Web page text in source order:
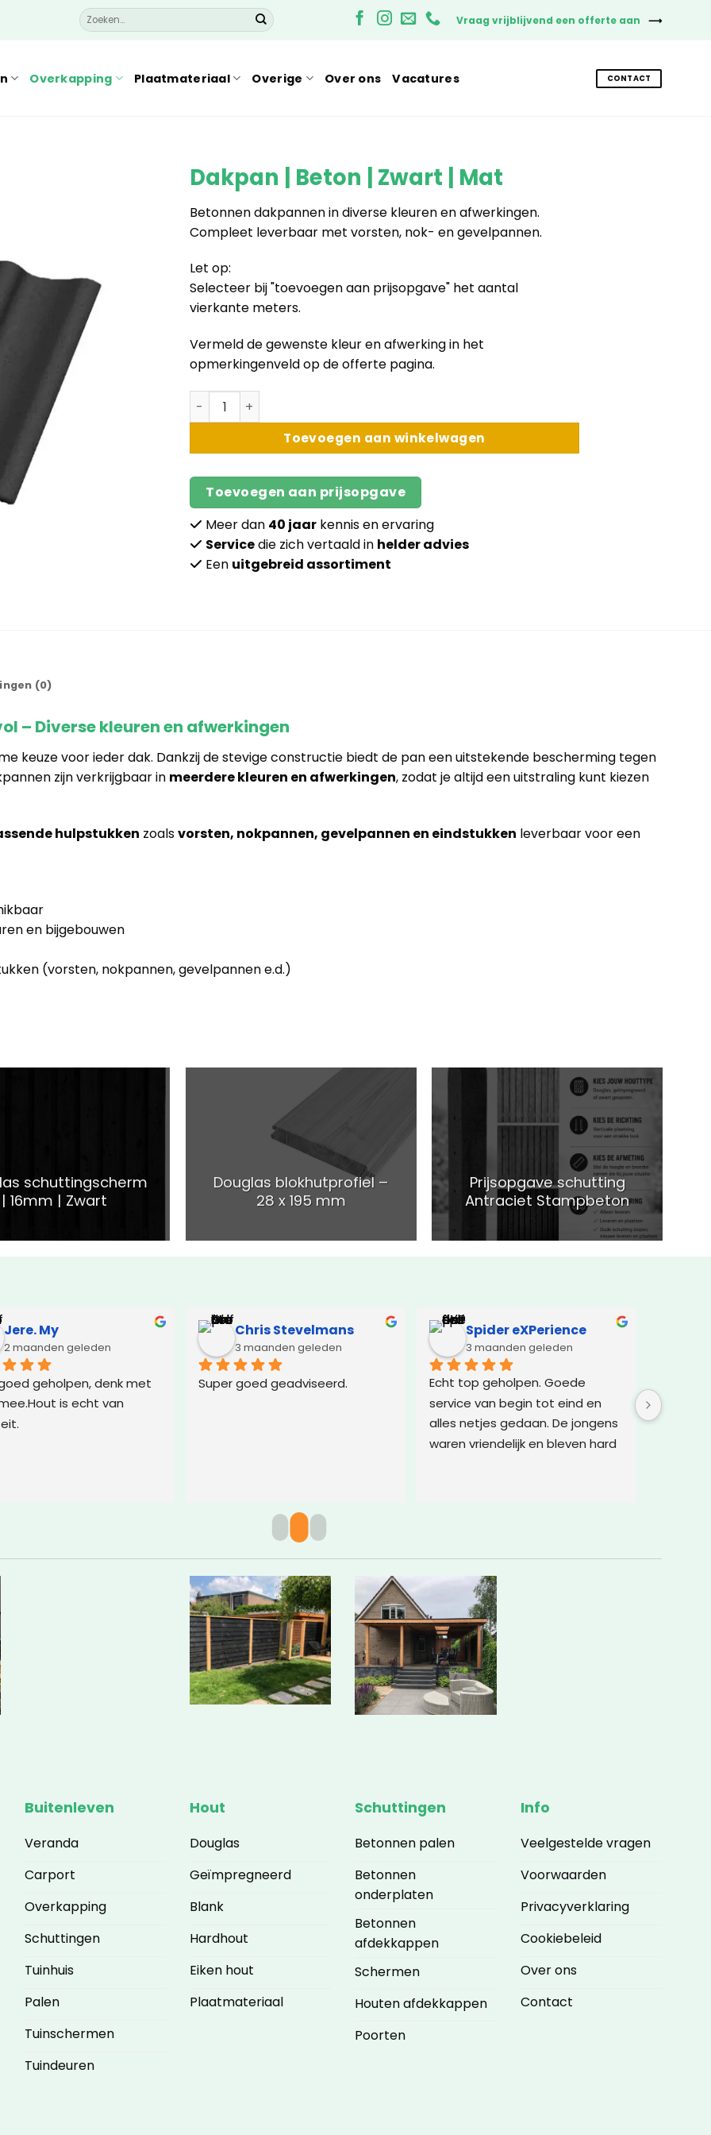
Zoeken
naar:
Vraag vrijblijvend een offerte aan
Overkapping Plaatmateriaal Overige Over ons Vacatures CONTACT
Dakpan | Beton | Zwart | Mat
Betonnen dakpannen in diverse kleuren en afwerkingen.
Compleet leverbaar met vorsten, nok- en gevelpannen.
Let op:
Selecteer bij "toevoegen aan prijsopgave" het aantal
vierkante meters.
Vermeld de gewenste kleur en afwerking in het
opmerkingenveld op de offerte pagina.
Dakpan | Beton | Zwart | Mat aantal
Toevoegen aan winkelwagen
Toevoegen aan prijsopgave
Meer dan 40 jaar kennis en ervaring
Servicedie zich vertaald in helder advies
Een uitgebreid assortiment
(0)
– Diverse kleuren en afwerkingen
keuze voor ieder dak. Dankzij de stevige constructie biedt de pan een uitstekende bescherming tegen
zijn verkrijgbaar in meerdere kleuren en afwerkingen, zodat je altijd een uitstraling kunt kiezen
hulpstukken zoalsvorsten, nokpannen, gevelpannen en eindstukken leverbaar voor een
en bijgebouwen
(vorsten, nokpannen, gevelpannen e.d.)
schuttingscherm
| 16mm | Zwart
Douglas blokhutprofiel –
28 x 195 mm
Prijsopgave schutting
Antraciet Stampbeton
Jere. My
2 maanden geleden
geholpen, denk met
is echt van
Chris Stevelmans
3 maanden geleden
Super goed geadviseerd.
Spider eXPerience
3 maanden geleden
Echt top geholpen. Goede
service van begin tot eind en
alles netjes gedaan. De jongens
waren vriendelijk en bleven hard
koffie
Zeker tevreden en ik
zou ze zonder twijfel aanraden.
Buitenleven
Veranda
Carport
Overkapping
Schuttingen
Tuinhuis
Palen
Tuinschermen
Tuindeuren
Hout
Douglas
Geïmpregneerd
Blank
Hardhout
Eiken hout
Plaatmateriaal
Schuttingen
Betonnen palen
Betonnen
onderplaten
Betonnen
afdekkappen
Schermen
Houten afdekkappen
Poorten
Info
Veelgestelde vragen
Voorwaarden
Privacyverklaring
Cookiebeleid
Over ons
Contact